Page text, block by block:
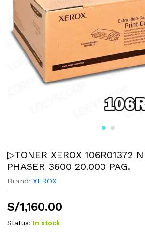
▷TONER XEROX 106R01372
PHASER 3600 20,000 PAG.
Brand: XEROX
S/1,160.00
Status: In stock